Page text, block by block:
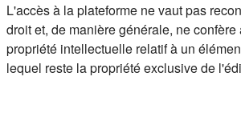
L'accès à la plateforme ne vaut pas
droit et, de manière générale, ne
propriété intellectuelle relatif à un
lequel reste la propriété exclusive de